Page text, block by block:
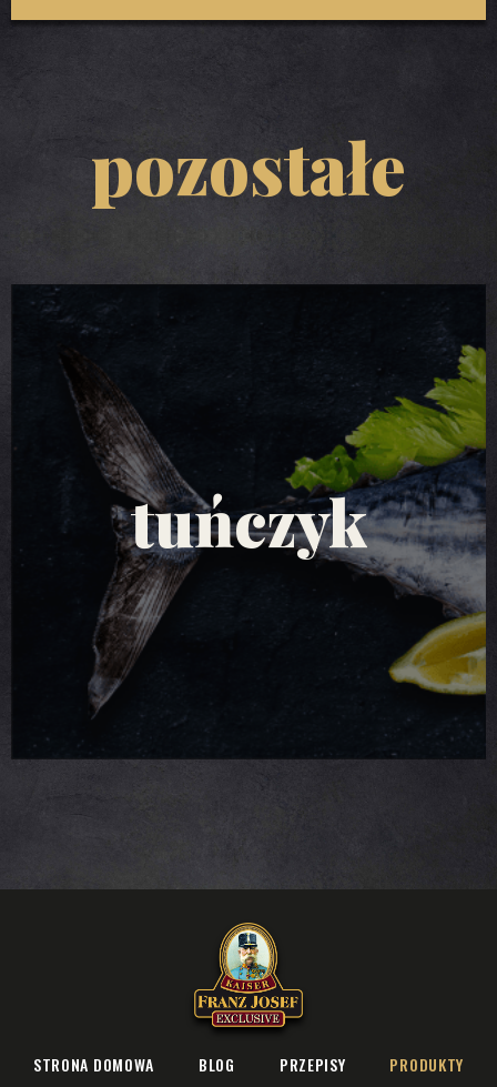
pozostałe
sałatki z
tuńczyka
STRONA DOMOWA BLOG PRZEPISY PRODUKTY